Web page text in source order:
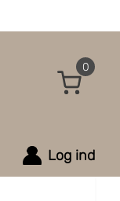
0
Log ind